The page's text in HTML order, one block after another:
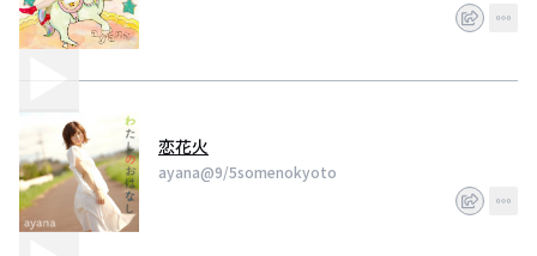
恋花火
ayana@9/5somenokyoto